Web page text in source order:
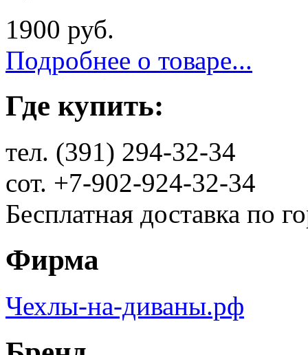
1900 руб.
Подробнее о товаре...
Где купить:
тел. (391) 294-32-34
сот. +7-902-924-32-34
Бесплатная доставка по
Фирма
Чехлы-на-диваны.рф